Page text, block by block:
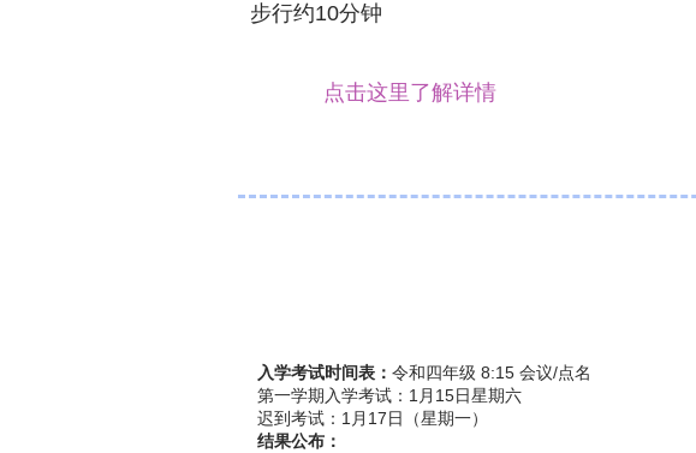
步行约10分钟
点击这里了解详情
入学考试时间表： 令和四年级 8:15 会议/点名
第一学期入学考试：1月15日星期六
迟到考试：1月17日（星期一）
结果公布：